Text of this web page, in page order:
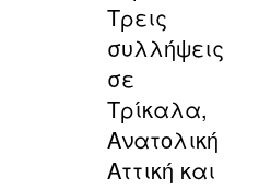
Τρεις
συλλήψεις
σε
Τρίκαλα,
Ανατολική
Αττική και